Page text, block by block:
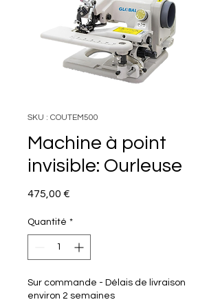
SKU : COUTEM500
Machine à point
invisible: Ourleuse
475,00 €
Quantité *
Sur commande - Délais de livraison
environ 2 semaines